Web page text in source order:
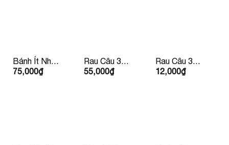
Bánh Ít Nhân
Tôm Thịt
75,000₫
Rau Câu 3
Màu
55,000₫
Rau Câu 3
Màu Chén
12,000₫